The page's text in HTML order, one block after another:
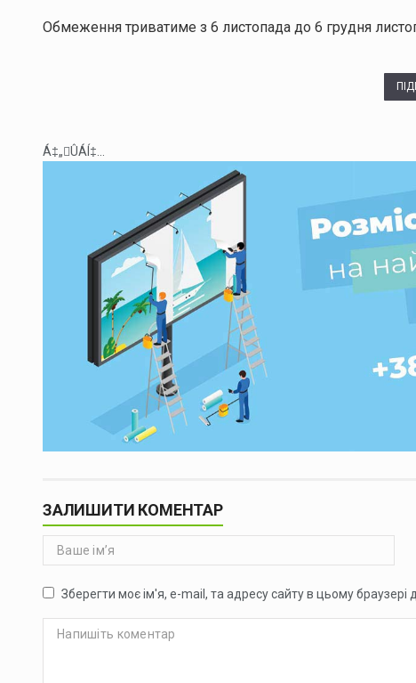
Обмеження триватиме з 6 листопада до 6 грудня
Á‡„ÛÁÍ‡...
ЗАЛИШИТИ КОМЕНТАР
Зберегти моє ім'я, e-mail, та адресу сайту в цьому браузері